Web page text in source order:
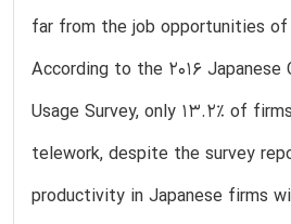
far from the job opportunities of
According to the 2016 Japanese
Usage Survey, only 13.2% of
telework, despite the survey
productivity in Japanese firms